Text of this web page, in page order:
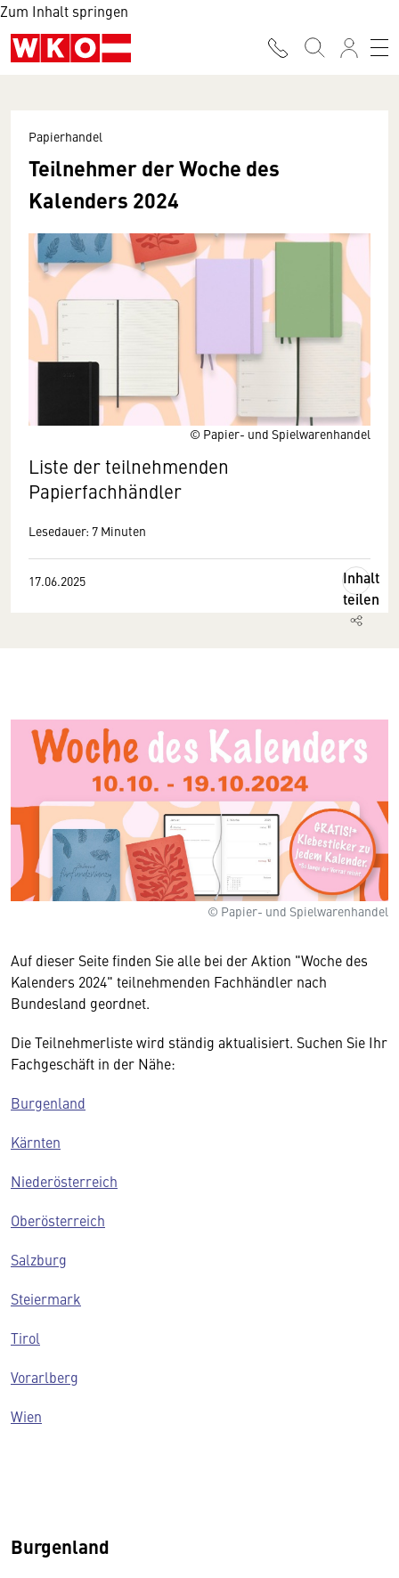
Zum Inhalt springen
© Papier- und Spielwarenhandel
Papierhandel
Teilnehmer der Woche des
Kalenders 2024
Liste der teilnehmenden
Papierfachhändler
Lesedauer: 7 Minuten
17.06.2025
Inhalt
teilen
© Papier- und Spielwarenhandel
Auf dieser Seite finden Sie alle bei der Aktion "Woche des
Kalenders 2024" teilnehmenden Fachhändler nach
Bundesland geordnet.
Die Teilnehmerliste wird ständig aktualisiert. Suchen Sie Ihr
Fachgeschäft in der Nähe:
Burgenland
Kärnten
Niederösterreich
Oberösterreich
Salzburg
Steiermark
Tirol
Vorarlberg
Wien
Burgenland